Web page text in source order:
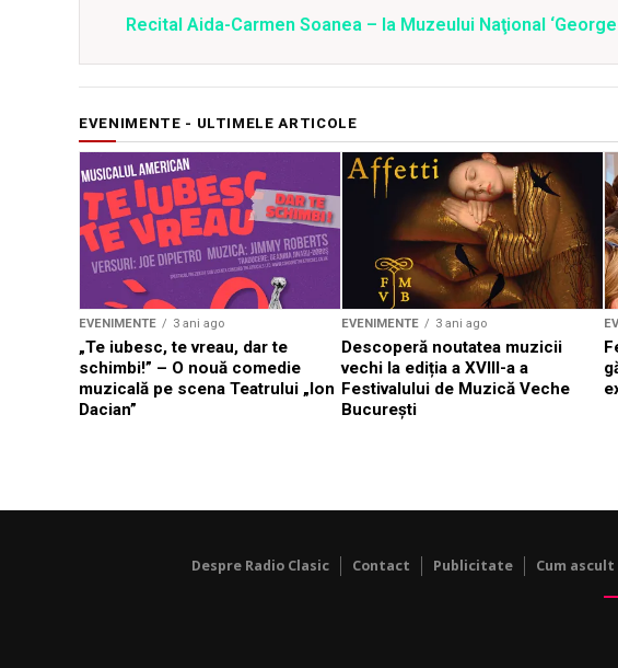
Recital Aida-Carmen Soanea – la Muzeului Naţional ‘George
EVENIMENTE - ULTIMELE ARTICOLE
EVENIMENTE 3 ani ago
„Te iubesc, te vreau, dar te
schimbi!” – O nouă comedie
muzicală pe scena Teatrului „Ion
Dacian”
EVENIMENTE 3 ani ago
Descoperă noutatea muzicii
vechi la ediția a XVIII-a a
Festivalului de Muzică Veche
București
Despre Radio Clasic Contact Publicitate Cum ascult